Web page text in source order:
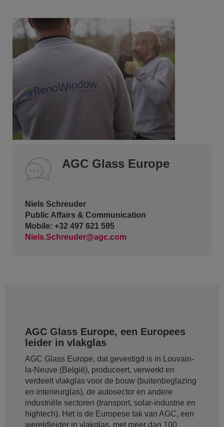
AGC Glass Europe
Niels Schreuder
Public Affairs & Communication
Mobile: +32 497 621 595
Niels.Schreuder@agc.com
AGC Glass Europe, een Europees
leider in vlakglas
AGC Glass Europe, dat gevestigd is in Louvain-
la-Neuve (België), produceert, verwerkt en
verdeelt vlakglas voor de bouw (buitenbeglazing
en interieurglas), de autosector en andere
industriële sectoren (transport, solar-industrie en
hightech). Het is de Europese tak van AGC, een
wereldleider in vlakglas, met meer dan 100